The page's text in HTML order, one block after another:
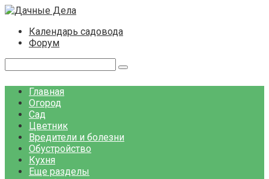
Перейти
контентуКалендарь садовода
Форум
Главная
Огород
Сад
Цветник
Вредители и болезни
Обустройство
Кухня
Еще разделы